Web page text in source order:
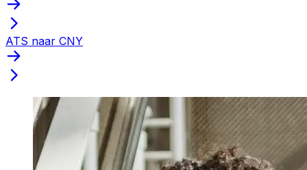
ATS naar CNY